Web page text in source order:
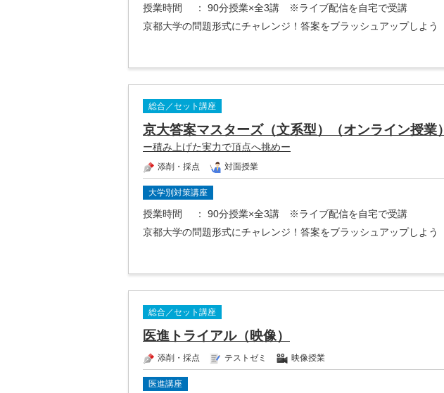
授業時間
： 90分授業×全3講 ※ライブ配信を自宅で受講
京都大学の問題形式にチャレンジ！答案をブラッシュアップしよう
総合／セット講座
京大答案マスターズ（文系型）（オンライン授業）
ー積み上げた実力で頂点へ挑めー
添削・採点 対面授業
大学別対策講座
授業時間
： 90分授業×全3講 ※ライブ配信を自宅で受講
京都大学の問題形式にチャレンジ！答案をブラッシュアップしよう
総合／セット講座
医進トライアル（映像）
添削・採点 テストゼミ 映像授業
医進講座